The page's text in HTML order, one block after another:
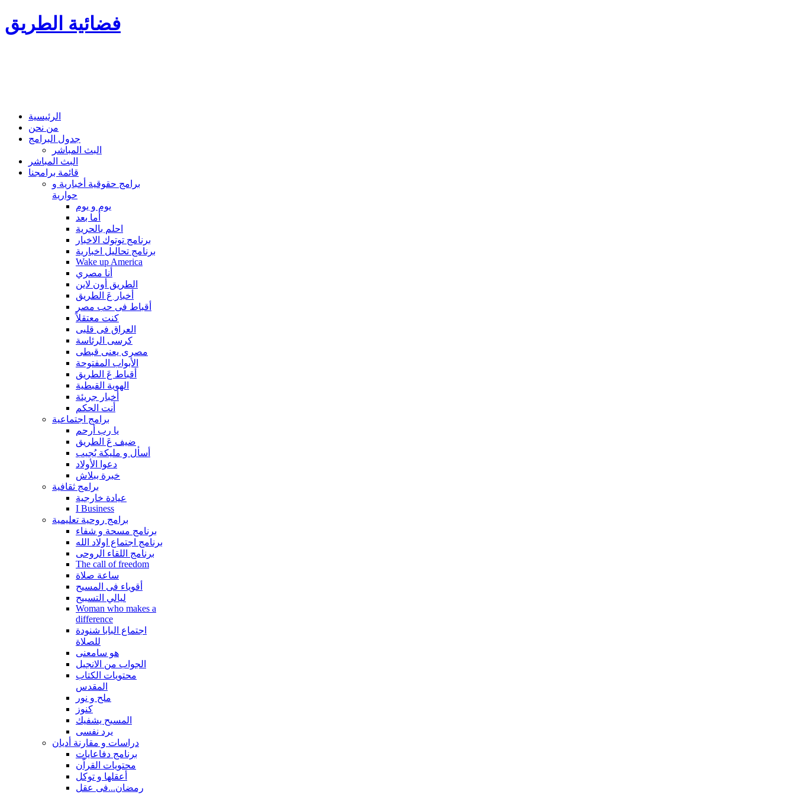
فضائية الطريق
الرئيسية
من نحن
جدول البرامج
البث المباشر
البث المباشر
قائمة برامجنا
برامج حقوقية أخبارية و
حوارية
يوم و يوم
أما بعد
احلم بالحرية
برنامج توتوك الاخبار
برنامج تحاليل اخبارية
Wake up America
أنا مصري
الطريق أون لاين
أخبار عَ الطريق
أقباط فى حب مصر
كنت معتقلاً
العراق فى قلبى
كرسى الرئاسة
مصرى يعنى قبطى
الأبواب المفتوحة
أقباط عَ الطريق
الهوية القبطية
أخبار جريئة
أنت الحكم
برامج اجتماعية
يا رب أرحم
ضيف عَ الطريق
أسأل و مليكة يُجيب
دعوا الأولاد
خبرة ببلاش
برامج ثقافية
عيادة خارجية
I Business
برامج روحية تعليمية
برنامج مسحة و شفاء
برنامج اجتماع اولاد الله
برنامج اللقاء الروحى
The call of freedom
ساعة صلاة
أقوياء فى المسيح
ليالي التسبيح
Woman who makes a
difference
اجتماع البابا شنودة
للصلاة
هو سامعنى
الجواب من الانجيل
محتويات الكتاب
المقدس
ملح و نور
كنوز
المسيح يشفيك
يرد نفسى
دراسات و مقارنة أديان
برنامج دفاعايات
محتويات القراّن
أعقلها و توكل
رمضان...فى عقل